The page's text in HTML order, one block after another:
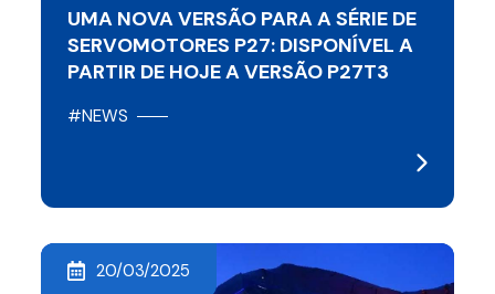
UMA NOVA VERSÃO PARA A SÉRIE DE
SERVOMOTORES P27: DISPONÍVEL A
PARTIR DE HOJE A VERSÃO P27T3
#NEWS
20/03/2025